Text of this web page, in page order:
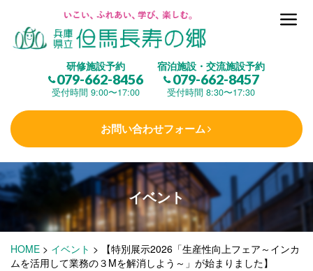
研修施設予約
079-662-8456
受付時間 9:00〜17:00
宿泊施設・交流施設予約
079-662-8457
受付時間 8:30〜17:30
お問い合わせフォーム
但馬長寿の郷とは
(研修施設)
楽しむ
学 ぶ (健康福祉)
泊まる(宿泊)
イベント
HOME > イベント >
【特別展示2026「生産性向上フェア～インカ
ムを活用して業務の３Mを解消しよう～」が始まりました】